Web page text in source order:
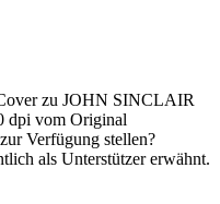
zu JOHN SINCLAIR
dpi vom Original
Verfügung stellen?
als Unterstützer erwähnt.